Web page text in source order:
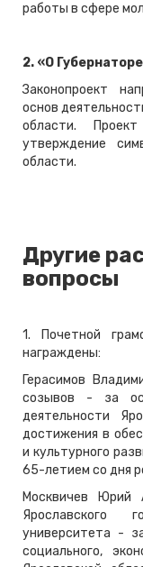
работы в сфере
2. «О
Законопроект
основ
области.
утверждение
области.
Другие
вопросы
1. Почетной
награждены:
Герасимов
созывов - за
деятельности
достижения в
и культурного
65-летием со дня
Москвичев Юрий
Ярославского
университета -
социального,